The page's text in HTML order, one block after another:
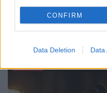
CONFIRM
Data Deletion Data
Allenamento in spiaggia:
efficaci